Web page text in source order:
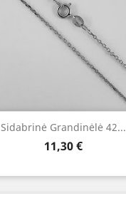
Sidabrinė Grandinėlė 42...
Kaina
11,30 €